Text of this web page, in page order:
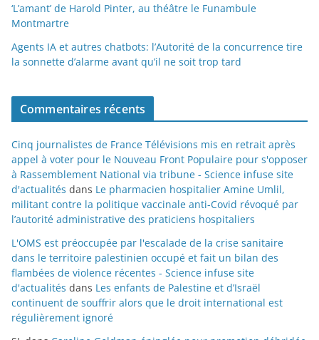
‘L’amant’ de Harold Pinter, au théâtre le Funambule
Montmartre
Agents IA et autres chatbots: l’Autorité de la concurrence tire
la sonnette d’alarme avant qu’il ne soit trop tard
Commentaires récents
Cinq journalistes de France Télévisions mis en retrait après
appel à voter pour le Nouveau Front Populaire pour s'opposer
à Rassemblement National via tribune - Science infuse site
d'actualités dans Le pharmacien hospitalier Amine Umlil,
militant contre la politique vaccinale anti-Covid révoqué par
l’autorité administrative des praticiens hospitaliers
L'OMS est préoccupée par l'escalade de la crise sanitaire
dans le territoire palestinien occupé et fait un bilan des
flambées de violence récentes - Science infuse site
d'actualités dans Les enfants de Palestine et d’Israël
continuent de souffrir alors que le droit international est
régulièrement ignoré